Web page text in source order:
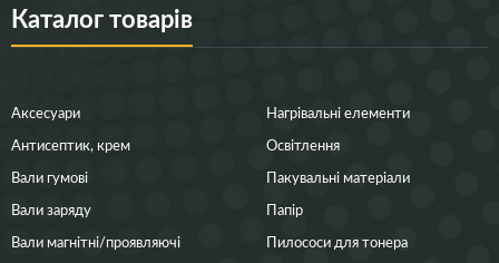
Каталог товарів
Аксесуари
Антисептик, крем
Вали гумові
Вали заряду
Вали магнітні/проявляючі
Нагрівальні елементи
Освітлення
Пакувальні матеріали
Папір
Пилососи для тонера